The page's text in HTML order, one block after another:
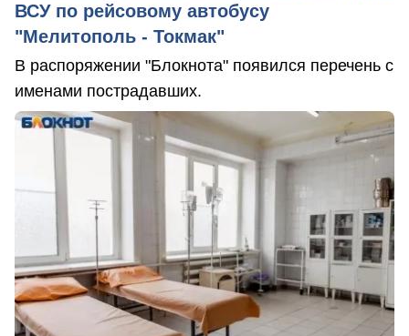
ВСУ по рейсовому автобусу
"Мелитополь - Токмак"
В распоряжении "Блокнота" появился перечень с
именами пострадавших.